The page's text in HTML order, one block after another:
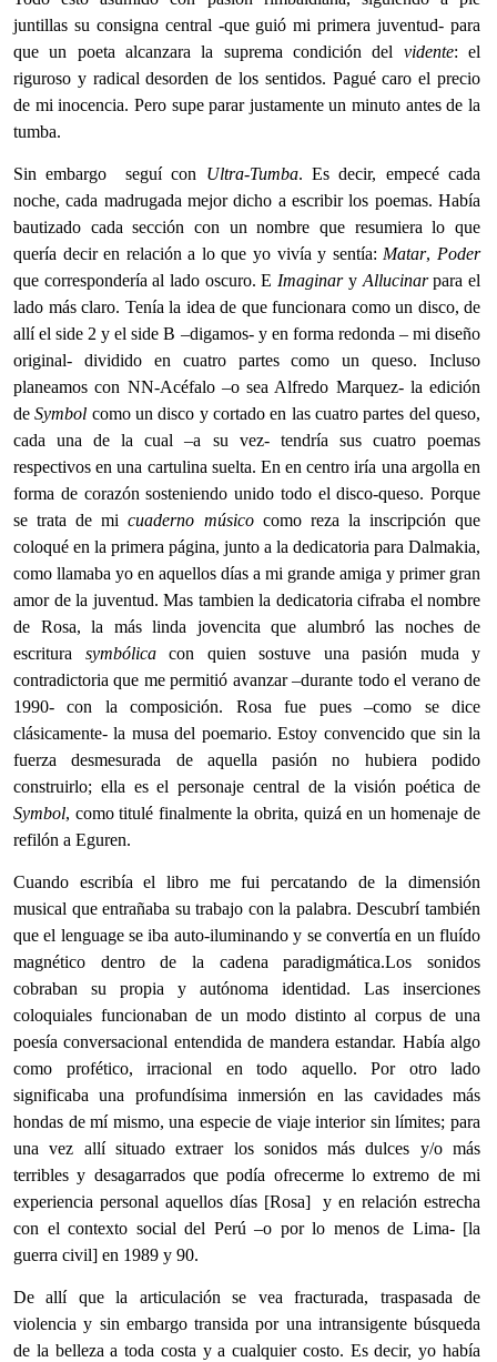
juntillas su consigna central -que guió mi primera juventud- para
que un poeta alcanzara la suprema condición del vidente: el
riguroso y radical desorden de los sentidos. Pagué caro el precio
de mi inocencia. Pero supe parar justamente un minuto antes de la
tumba.
Sin embargo seguí con Ultra-Tumba. Es decir, empecé cada
noche, cada madrugada mejor dicho a escribir los poemas. Había
bautizado cada sección con un nombre que resumiera lo que
quería decir en relación a lo que yo vivía y sentía: Matar, Poder
que correspondería al lado oscuro. E Imaginary Allucinarpara el
lado más claro. Tenía la idea de que funcionara como un disco, de
allí el side 2 y el side B –digamos- y en forma redonda – mi diseño
original- dividido en cuatro partes como un queso. Incluso
planeamos con NN-Acéfalo –o sea Alfredo Marquez- la edición
deSymbol como un disco y cortado en las cuatro partes del queso,
cada una de la cual –a su vez- tendría sus cuatro poemas
respectivos en una cartulina suelta. En en centro iría una argolla en
forma de corazón sosteniendo unido todo el disco-queso. Porque
se trata de micuaderno músicocomo reza la inscripción que
coloqué en la primera página, junto a la dedicatoria para Dalmakia,
como llamaba yo en aquellos días a mi grande amiga y primer gran
amor de la juventud. Mas tambien la dedicatoria cifraba el nombre
de Rosa, la más linda jovencita que alumbró las noches de
escritura symbólicacon quien sostuve una pasión muda y
contradictoria que me permitió avanzar –durante todo el verano de
1990- con la composición. Rosa fue pues –como se dice
clásicamente- la musa del poemario. Estoy convencido que sin la
fuerza desmesurada de aquella pasión no hubiera podido
construirlo; ella es el personaje central de la visión poética de
Symbol, como titulé finalmente la obrita, quizá en un homenaje de
refilón a Eguren.
Cuando escribía el libro me fui percatando de la dimensión
musical que entrañaba su trabajo con la palabra. Descubrí también
que el lenguage se iba auto-iluminando y se convertía en un fluído
magnético dentro de la cadena paradigmática.Los sonidos
cobraban su propia y autónoma identidad. Las inserciones
coloquiales funcionaban de un modo distinto al corpus de una
poesía conversacional entendida de mandera estandar. Había algo
como profético, irracional en todo aquello. Por otro lado
significaba una profundísima inmersión en las cavidades más
hondas de mí mismo, una especie de viaje interior sin límites; para
una vez allí situado extraer los sonidos más dulces y/o más
terribles y desagarrados que podía ofrecerme lo extremo de mi
experiencia personal aquellos días [Rosa] y en relación estrecha
con el contexto social del Perú –o por lo menos de Lima- [la
guerra civil] en 1989 y 90.
De allí que la articulación se vea fracturada, traspasada de
violencia y sin embargo transida por una intransigente búsqueda
de la belleza a toda costa y a cualquier costo. Es decir, yo había